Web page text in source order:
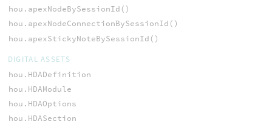
hou.apexNodeBySessionId()
hou.apexNodeConnectionBySessionId()
hou.apexStickyNoteBySessionId()
DIGITAL ASSETS
hou.HDADefinition
hou.HDAModule
hou.HDAOptions
hou.HDASection